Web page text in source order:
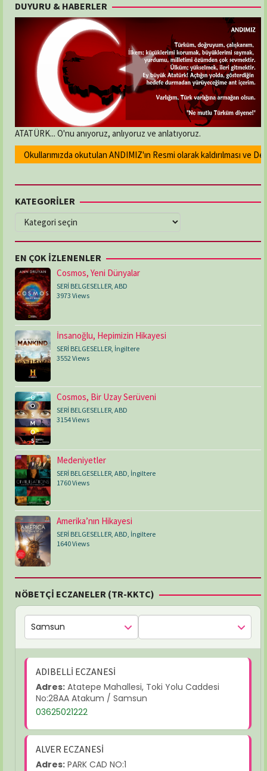
DUYURU & HABERLER
ATATÜRK... O'nu anıyoruz, anlıyoruz ve anlatıyoruz.
Okullarımızda okutulan ANDIMIZ'ın Resmi olarak kaldırılması ve
KATEGORİLER
KATEGORİLER
EN ÇOK İZLENENLER
Cosmos, Yeni Dünyalar
SERİ BELGESELLER, ABD
3973 Views
İnsanoğlu, Hepimizin Hikayesi
SERİ BELGESELLER, İngiltere
3552 Views
Cosmos, Bir Uzay Serüveni
SERİ BELGESELLER ABD
3154 Views
Medeniyetler
SERİ BELGESELLER ABD İngiltere
1760 Views
Amerika’nın Hikayesi
SERİ BELGESELLER ABD İngiltere
1640 Views
NÖBETÇİ ECZANELER (TR-KKTC)
ADIBELLİ ECZANESİ
Adres: Atatepe Mahallesi, Toki Yolu Caddesi
No:28AA Atakum / Samsun
03625021222
ALVER ECZANESİ
Adres: PARK CAD NO:1